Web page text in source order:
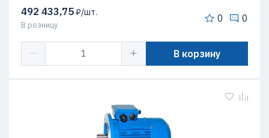
492 433,75₽/шт.
В розницу
0 0
В корзину